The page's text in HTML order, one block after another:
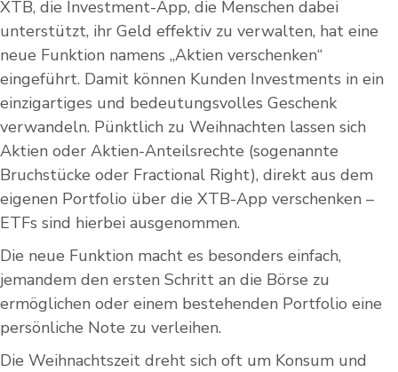
XTB, die Investment-App, die Menschen dabei
unterstützt, ihr Geld effektiv zu verwalten, hat eine
neue Funktion namens „Aktien verschenken“
eingeführt. Damit können Kunden Investments in ein
einzigartiges und bedeutungsvolles Geschenk
verwandeln. Pünktlich zu Weihnachten lassen sich
Aktien oder Aktien-Anteilsrechte (sogenannte
Bruchstücke oder Fractional Right), direkt aus dem
eigenen Portfolio über die XTB-App verschenken –
ETFs sind hierbei ausgenommen.
Die neue Funktion macht es besonders einfach,
jemandem den ersten Schritt an die Börse zu
ermöglichen oder einem bestehenden Portfolio eine
persönliche Note zu verleihen.
Die Weihnachtszeit dreht sich oft um Konsum und